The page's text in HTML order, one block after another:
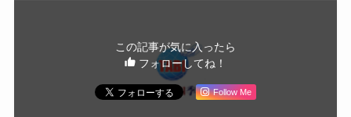
この記事が気に入ったら
フォローしてね！
Follow Me